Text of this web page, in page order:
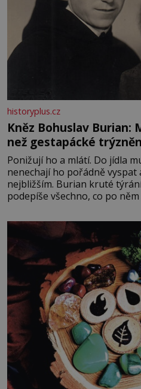
historyplus.cz
Kněz Bohuslav Burian:
než gestapácké
Ponižují ho a mlátí. Do jídla
nenechají ho pořádně
nejbližším. Burian kruté
podepíše všechno, co po
fyzický ani psychický nátlak.
chce být knězem a